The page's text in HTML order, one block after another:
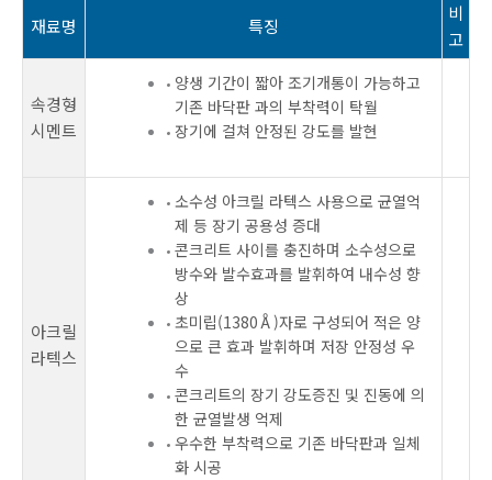
재료명 특징
비
고
속경형
시멘트
양생 기간이 짧아 조기개통이 가능하고
기존 바닥판 과의 부착력이 탁월
장기에 걸쳐 안정된 강도를 발현
아크릴
라텍스
소수성 아크릴 라텍스 사용으로 균열억
제 등 장기 공용성 증대
콘크리트 사이를 충진하며 소수성으로
방수와 발수효과를 발휘하여 내수성 향
상
초미립(1380Å)자로 구성되어 적은 양
으로 큰 효과 발휘하며 저장 안정성 우
수
콘크리트의 장기 강도증진 및 진동에 의
한 균열발생 억제
우수한 부착력으로 기존 바닥판과 일체
화 시공